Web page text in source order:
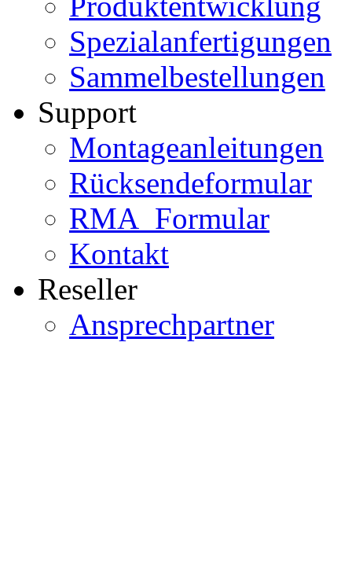
Spezialanfertigungen
Sammelbestellungen
Support
Montageanleitungen
Rücksendeformular
RMA_Formular
Kontakt
Reseller
Ansprechpartner